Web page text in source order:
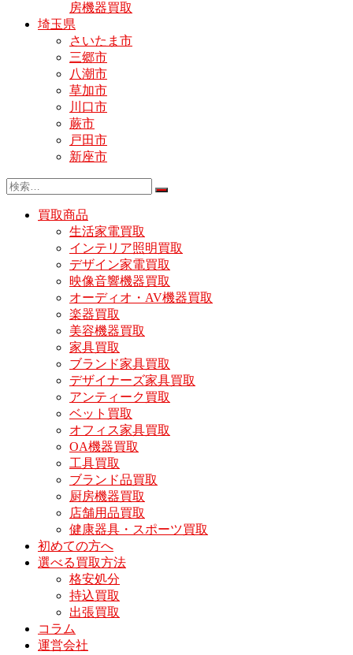
房機器買取
埼玉県
さいたま市
三郷市
八潮市
草加市
川口市
蕨市
戸田市
新座市
買取商品
生活家電買取
インテリア照明買取
デザイン家電買取
映像音響機器買取
オーディオ・AV機器買取
楽器買取
美容機器買取
家具買取
ブランド家具買取
デザイナーズ家具買取
アンティーク買取
ベット買取
オフィス家具買取
OA機器買取
工具買取
ブランド品買取
厨房機器買取
店舗用品買取
健康器具・スポーツ買取
初めての方へ
選べる買取方法
格安処分
持込買取
出張買取
コラム
運営会社